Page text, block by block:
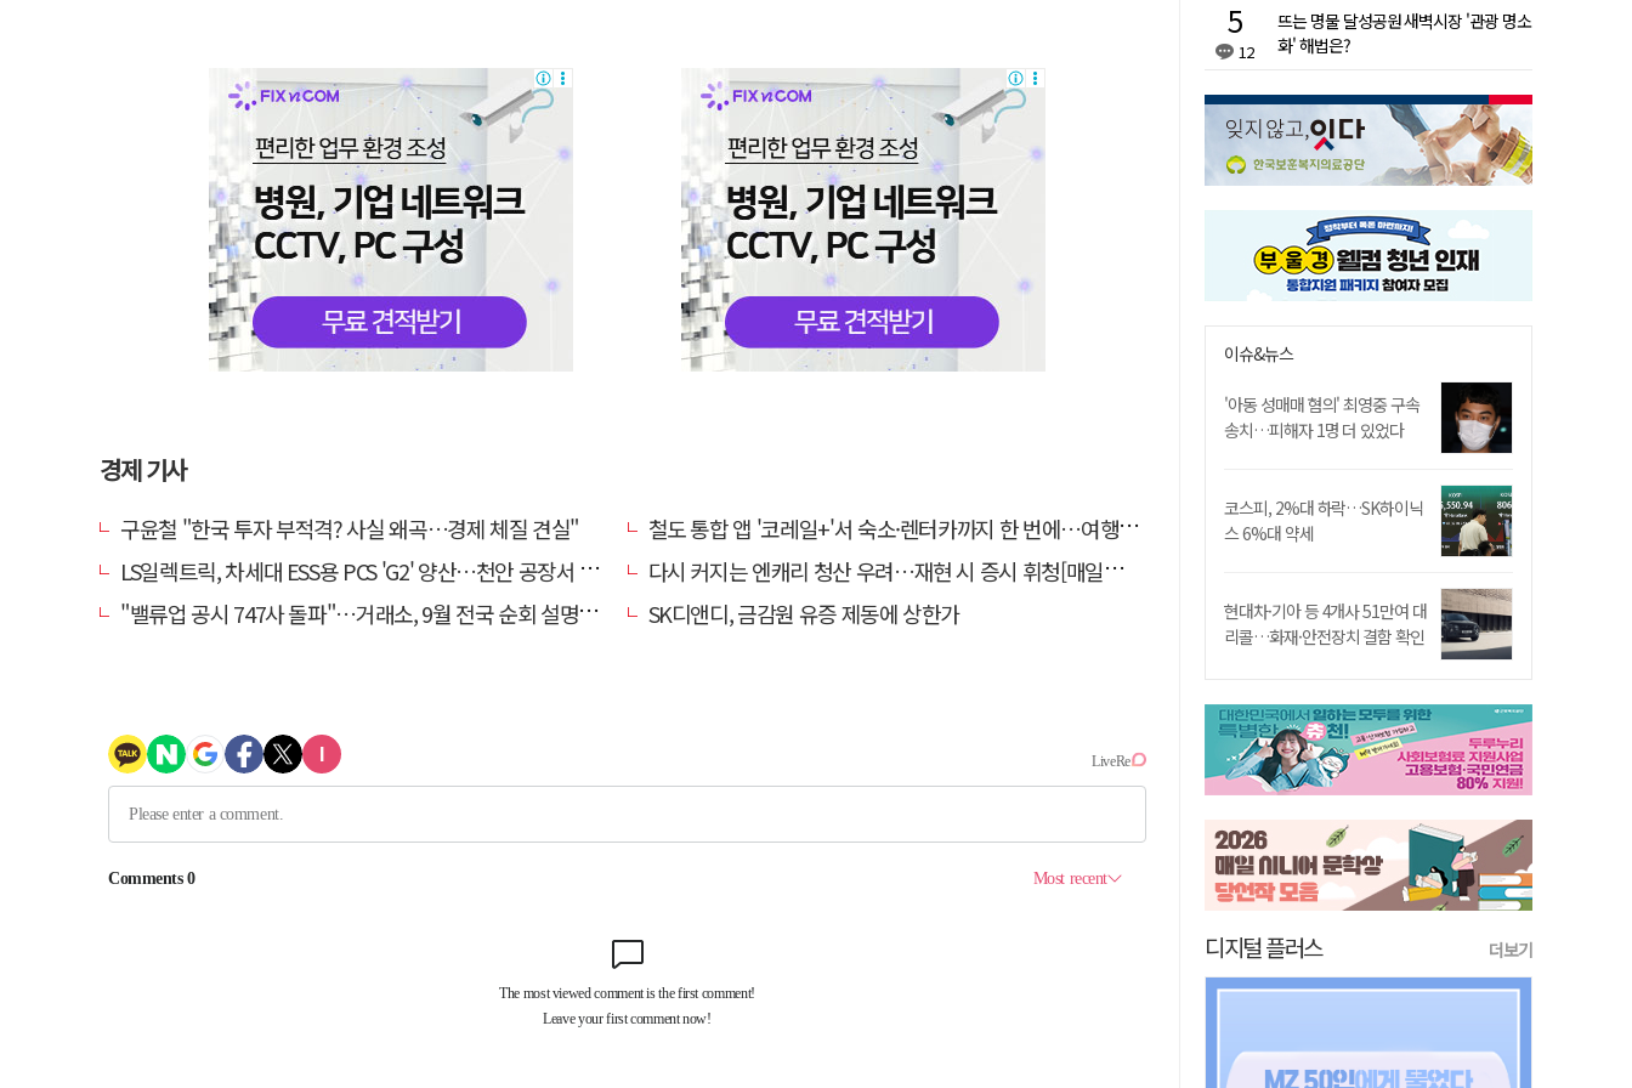
경제 기사
구윤철 "한국 투자 부적격? 사실 왜곡…경제 체질 견실"
철도 통합 앱 '코레일+'서 숙소·렌터카까지 한 번에…여행 서비스 확대
LS일렉트릭, 차세대 ESS용 PCS 'G2' 양산…천안 공장서 출하
다시 커지는 엔캐리 청산 우려…재현 시 증시 휘청[매일뭐니머니]
"밸류업 공시 747사 돌파"…거래소, 9월 전국 순회 설명회 연다
SK디앤디, 금감원 유증 제동에 상한가
12
뜨는 명물 달성공원 새벽시장 '관광 명소
화' 해법은?
이슈&뉴스
'아동 성매매 혐의' 최영중 구속
송치…피해자 1명 더 있었다
코스피, 2%대 하락…SK하이닉
스 6%대 약세
현대차·기아 등 4개사 51만여 대
리콜…화재·안전장치 결함 확인
디지털 플러스 더보기